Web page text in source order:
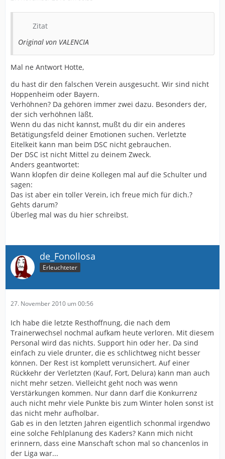
Ich habe fertig.
"......auf meinem Grab ein schwarz-weiß-blaues Band"
Zitat
Original von VALENCIA
Mal ne Antwort Hotte,
du hast dir den falschen Verein ausgesucht. Wir sind nicht
Hoppenheim oder Bayern.
Verhöhnen? Da gehören immer zwei dazu. Besonders der,
der sich verhöhnen läßt.
Wenn du das nicht kannst, mußt du dir ein anderes
Betätigungsfeld deiner Emotionen suchen. Verletzte
Eitelkeit kann man beim DSC nicht gebrauchen.
Der DSC ist nicht Mittel zu deinem Zweck.
Anders geantwortet:
Wann klopfen dir deine Kollegen mal auf die Schulter und
sagen:
Das ist aber ein toller Verein, ich freue mich für dich.?
Gehts darum?
Überleg mal was du hier schreibst.
de_Fonollosa
Erleuchteter
27. November 2010 um 00:56
Ich habe die letzte Resthoffnung, die nach dem
Trainerwechsel nochmal aufkam heute verloren. Mit diesem
Personal wird das nichts. Support hin oder her. Da sind
einfach zu viele drunter, die es schlichtweg nicht besser
können. Der Rest ist komplett verunsichert. Auf einer
Rückkehr der Verletzten (Kauf, Fort, Delura) kann man auch
nicht mehr setzen. Vielleicht geht noch was wenn
Verstärkungen kommen. Nur dann darf die Konkurrenz
auch nicht mehr viele Punkte bis zum Winter holen sonst ist
das nicht mehr aufholbar.
Gab es in den letzten Jahren eigentlich schonmal irgendwo
eine solche Fehlplanung des Kaders? Kann mich nicht
erinnern, dass eine Manschaft schon mal so chancenlos in
der Liga war...